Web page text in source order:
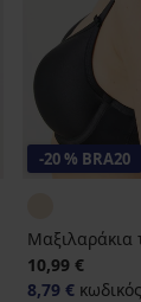
-20 % BRA20
Μαξιλαράκια
10,99 €
8,79 €κωδικός